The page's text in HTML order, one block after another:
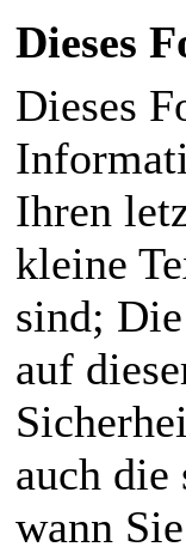
Dieses
Dieses
Ihren
kleine
sind;
auf
auch die
wann